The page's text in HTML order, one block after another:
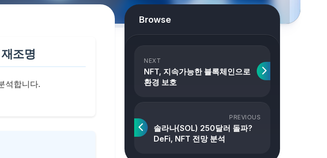
조명
석합니다.
Browse
NEXT
NFT, 지속가능한 블록체인으로
환경 보호
PREVIOUS
솔라나(SOL) 250달러 돌파?
DeFi, NFT 전망 분석